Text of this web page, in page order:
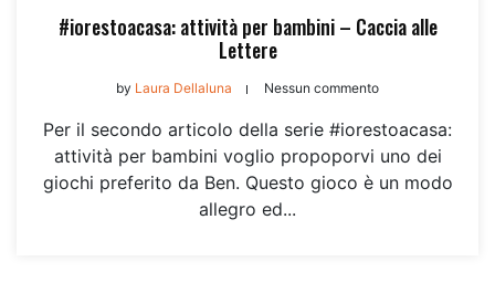
#iorestoacasa: attività per bambini – Caccia alle
Lettere
by Laura Dellaluna Nessun commento
Per il secondo articolo della serie #iorestoacasa:
attività per bambini voglio propoporvi uno dei
giochi preferito da Ben. Questo gioco è un modo
allegro ed...